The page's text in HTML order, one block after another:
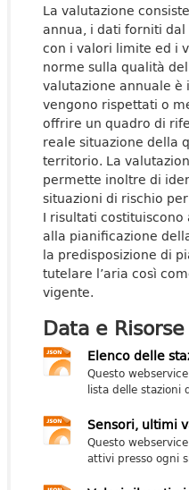
La valutazione
annua, i dati forniti
con i valori limite ed i
norme sulla qualità
valutazione annuale è
vengono rispettati o
offrire un quadro di
reale situazione della
territorio. La
permette inoltre di
situazioni di rischio
I risultati
alla pianificazione
la predisposizione di
tutelare l’aria così
vigente.
Data e Risorse
Elenco delle
Questo
lista delle stazioni
Sensori, ultimi
Questo
attivi presso ogni